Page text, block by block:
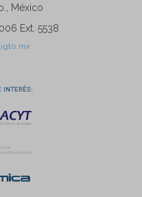
México
Ext. 5538
interés: